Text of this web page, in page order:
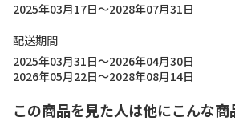
2025年03月17日～2028年07月31日
配送期間
2025年03月31日～2026年04月30日
2026年05月22日～2028年08月14日
この商品を見た人は他にこんな